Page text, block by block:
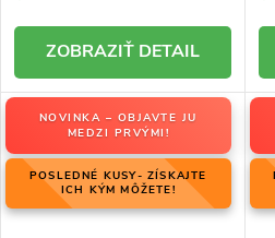
DETAIL
NOVINKA – OBJAVTE JU
MEDZI PRVÝMI!
POSLEDNÉ KUSY- ZÍSKAJTE
ICH KÝM MÔŽETE!